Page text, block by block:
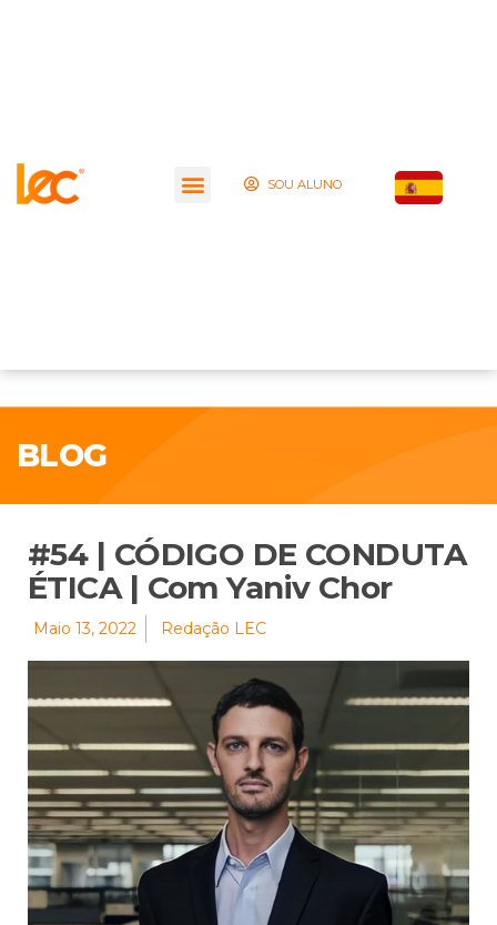
SOU ALUNO
BLOG
#54 | CÓDIGO DE CONDUTA
ÉTICA | Com Yaniv Chor
Maio 13, 2022 Redação LEC